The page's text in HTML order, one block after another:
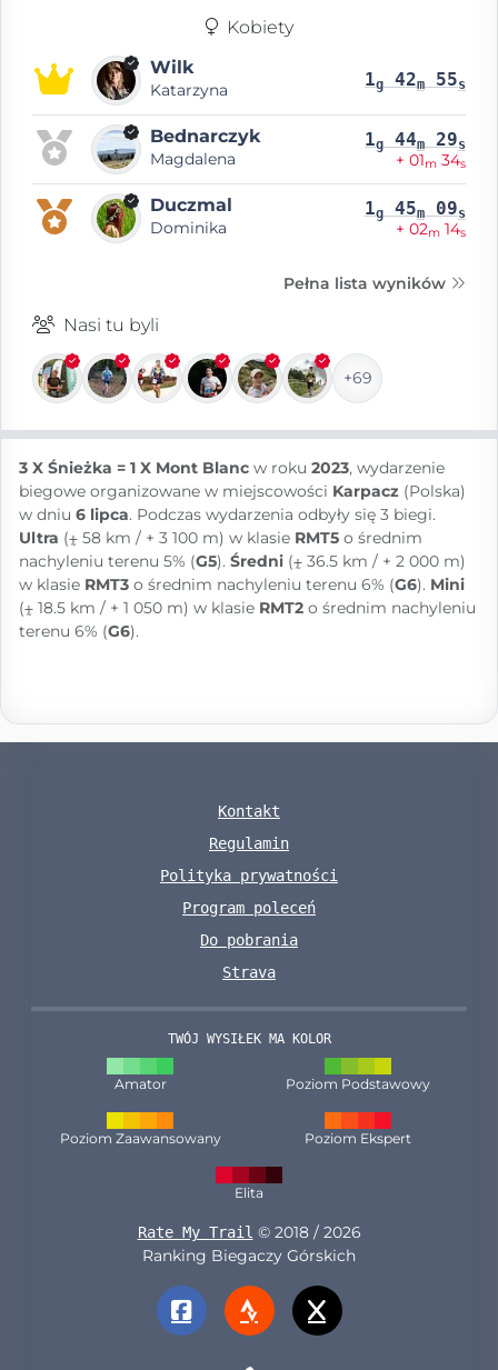
Kobiety
Wilk
Katarzyna 1g 42m 55s
Bednarczyk
Magdalena
1g 44m 29s
+ 01m 34s
Duczmal
Dominika
1g 45m 09s
+ 02m 14s
Pełna lista wyników
Nasi tu byli
+69
3 X Śnieżka = 1 X Mont Blanc w roku 2023, wydarzenie
biegowe organizowane w miejscowości Karpacz (Polska)
w dniu 6 lipca. Podczas wydarzenia odbyły się 3 biegi.
Ultra (⨦ 58 km / + 3 100 m) w klasie RMT5 o średnim
nachyleniu terenu 5% (G5). Średni (⨦ 36.5 km / + 2 000 m)
w klasie RMT3 o średnim nachyleniu terenu 6% (G6). Mini
(⨦ 18.5 km / + 1 050 m) w klasie RMT2 o średnim nachyleniu
terenu 6% (G6).
Kontakt
Regulamin
Polityka prywatności
Program poleceń
Do pobrania
Strava
TWÓJ WYSIŁEK MA KOLOR
Amator Poziom Podstawowy
Poziom Zaawansowany Poziom Ekspert
Elita
Rate My Trail © 2018 / 2026
Ranking Biegaczy Górskich